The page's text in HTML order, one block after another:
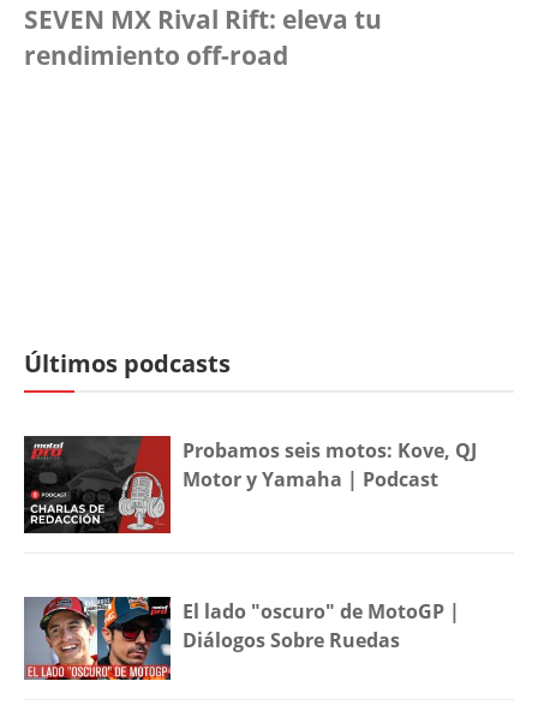
SEVEN MX Rival Rift: eleva tu
rendimiento off-road
Últimos podcasts
Probamos seis motos: Kove, QJ
Motor y Yamaha | Podcast
El lado "oscuro" de MotoGP |
Diálogos Sobre Ruedas